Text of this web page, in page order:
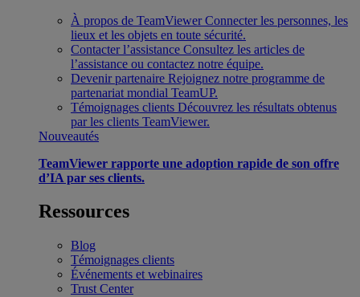
À propos de TeamViewer Connecter les personnes, les
lieux et les objets en toute sécurité.
Contacter l’assistance Consultez les articles de
l’assistance ou contactez notre équipe.
Devenir partenaire Rejoignez notre programme de
partenariat mondial TeamUP.
Témoignages clients Découvrez les résultats obtenus
par les clients TeamViewer.
Nouveautés
TeamViewer rapporte une adoption rapide de son offre
d’IA par ses clients.
Ressources
Blog
Témoignages clients
Événements et webinaires
Trust Center